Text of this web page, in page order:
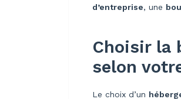
d’entreprise, une
Choisir la
selon
Le choix d’un